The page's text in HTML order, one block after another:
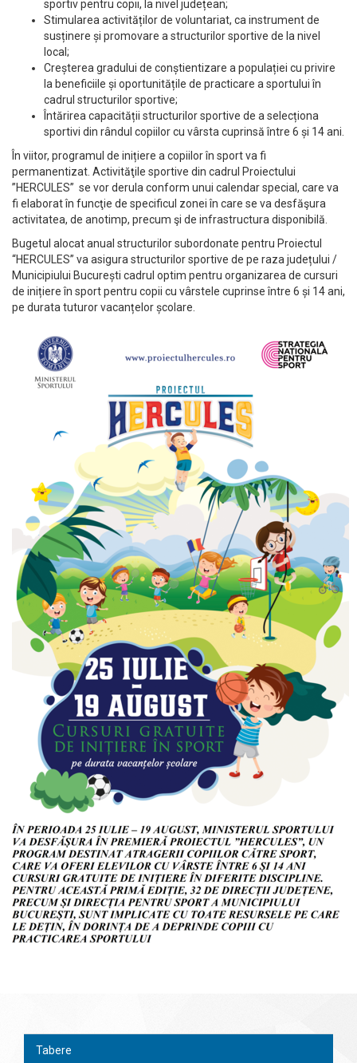
sportiv pentru copii, la nivel județean;
Stimularea activităților de voluntariat, ca instrument de
susținere și promovare a structurilor sportive de la nivel
local;
Creșterea gradului de conștientizare a populației cu privire
la beneficiile și oportunitățile de practicare a sportului în
cadrul structurilor sportive;
Întărirea capacității structurilor sportive de a selecționa
sportivi din rândul copiilor cu vârsta cuprinsă între 6 și 14 ani.
În viitor, programul de inițiere a copiilor în sport va fi
permanentizat. Activităţile sportive din cadrul Proiectului
”HERCULES” se vor derula conform unui calendar special, care va
fi elaborat în funcţie de specificul zonei în care se va desfăşura
activitatea, de anotimp, precum şi de infrastructura disponibilă.
Bugetul alocat anual structurilor subordonate pentru Proiectul
“HERCULES” va asigura structurilor sportive de pe raza județului /
Municipiului București cadrul optim pentru organizarea de cursuri
de inițiere în sport pentru copii cu vârstele cuprinse între 6 și 14 ani,
pe durata tuturor vacanțelor școlare.
Tabere